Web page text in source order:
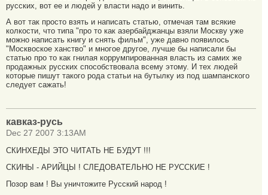
русских, вот ее и людей у власти надо и винить.
А вот так просто взять и написать статью, отмечая там всякие
колкости, что типа "про то как азербайджанцы взяли Москву уже
можно написать книгу и снять фильм", уже давно появилось
"Москвоское ханство" и многое другое, лучше бы написали бы
статью про то как гнилая коррумпированная власть из самих же
продажных русских способствовала всему этому. И тех людей
которые пишут такого рода статьи на бутылку из под шампанского
следует сажать!
кавказ-русь
Dec 27 2007 3:13AM
СКИНХЕДЫ ЭТО ЧИТАТЬ НЕ БУДУТ !!!
СКИНЫ - АРИЙЦЫ ! СЛЕДОВАТЕЛЬНО НЕ РУССКИЕ !
Позор вам ! Вы уничтожите Русский народ !